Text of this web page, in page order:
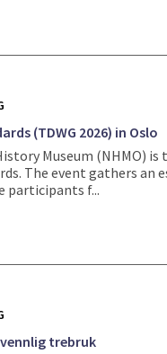
(TDWG 2026) in Oslo
Museum (NHMO)
The event gathers an
participants f...
trebruk